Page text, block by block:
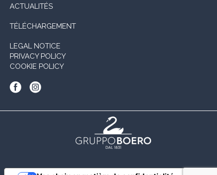
ACTUALITÉS
TÉLÉCHARGEMENT
LEGAL NOTICE
PRIVACY POLICY
COOKIE POLICY